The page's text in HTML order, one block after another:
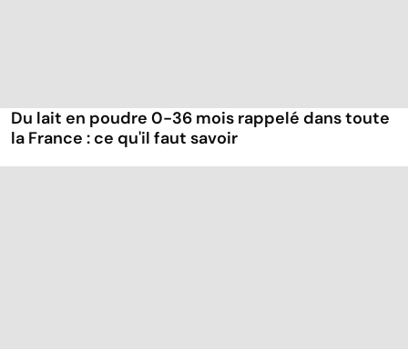
Du lait en poudre 0-36 mois rappelé dans toute
la France : ce qu'il faut savoir